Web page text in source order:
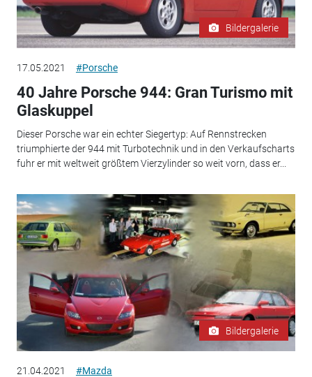
Bildergalerie
17.05.2021 #Porsche
40 Jahre Porsche 944: Gran Turismo mit
Glaskuppel
Dieser Porsche war ein echter Siegertyp: Auf Rennstrecken
triumphierte der 944 mit Turbotechnik und in den Verkaufscharts
fuhr er mit weltweit größtem Vierzylinder so weit vorn, dass er...
Bildergalerie
21.04.2021 #Mazda